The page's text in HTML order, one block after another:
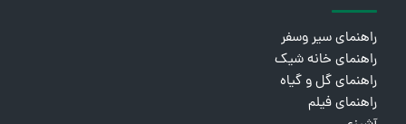
راهنمای سیر وسفر
راهنمای خانه شیک
راهنمای گل و گیاه
راهنمای فیلم